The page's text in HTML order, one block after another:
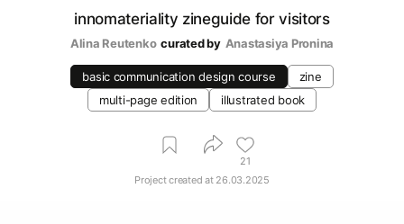
innomateriality zineguide for visitors
Alina Reutenko curated by Anastasiya Pronina
basic communication design course
zine
multi-page edition
illustrated book
21
Project created at 26.03.2025